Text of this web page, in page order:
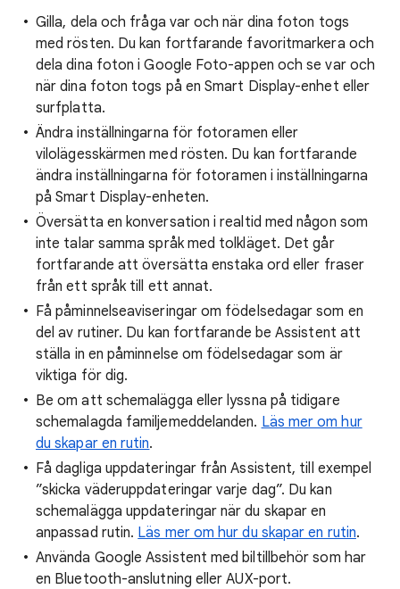
Gilla, dela och fråga var och när dina foton togs
med rösten. Du kan fortfarande favoritmarkera och
dela dina foton i Google Foto-appen och se var och
när dina foton togs på en Smart Display-enhet eller
surfplatta.
Ändra inställningarna för fotoramen eller
vilolägesskärmen med rösten. Du kan fortfarande
ändra inställningarna för fotoramen i inställningarna
på Smart Display-enheten.
Översätta en konversation i realtid med någon som
inte talar samma språk med tolkläget. Det går
fortfarande att översätta enstaka ord eller fraser
från ett språk till ett annat.
Få påminnelseaviseringar om födelsedagar som en
del av rutiner. Du kan fortfarande be Assistent att
ställa in en påminnelse om födelsedagar som är
viktiga för dig.
Be om att schemalägga eller lyssna på tidigare
schemalagda familjemeddelanden. Läs mer om hur
du skapar en rutin.
Få dagliga uppdateringar från Assistent, till exempel
”skicka väderuppdateringar varje dag”. Du kan
schemalägga uppdateringar när du skapar en
anpassad rutin. Läs mer om hur du skapar en rutin.
Använda Google Assistent med biltillbehör som har
en Bluetooth-anslutning eller AUX-port.